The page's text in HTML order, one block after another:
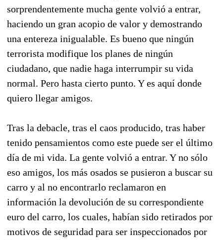
sorprendentemente mucha gente volvió a entrar,
haciendo un gran acopio de valor y demostrando
una entereza inigualable. Es bueno que ningún
terrorista modifique los planes de ningún
ciudadano, que nadie haga interrumpir su vida
normal. Pero hasta cierto punto. Y es aquí donde
quiero llegar amigos.
Tras la debacle, tras el caos producido, tras haber
tenido pensamientos como este puede ser el último
día de mi vida. La gente volvió a entrar. Y no sólo
eso amigos, los más osados se pusieron a buscar su
carro y al no encontrarlo reclamaron en
información la devolución de su correspondiente
euro del carro, los cuales, habían sido retirados por
motivos de seguridad para ser inspeccionados por